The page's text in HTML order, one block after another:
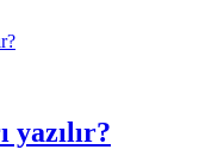
yazılır?